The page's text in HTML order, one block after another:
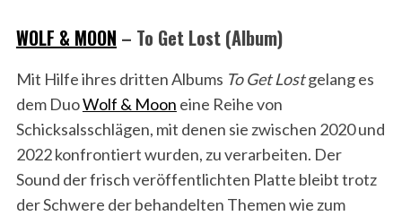
WOLF & MOON – To Get Lost (Album)
Mit Hilfe ihres dritten Albums To Get Lostgelang es
dem DuoWolf & Moon eine Reihe von
Schicksalsschlägen, mit denen sie zwischen 2020 und
2022 konfrontiert wurden, zu verarbeiten. Der
Sound der frisch veröffentlichten Platte bleibt trotz
der Schwere der behandelten Themen wie zum